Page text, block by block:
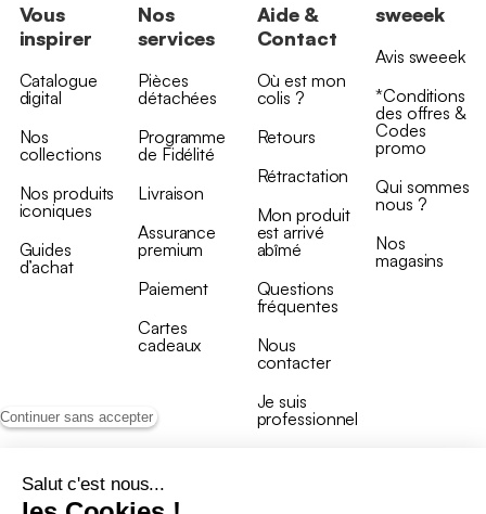
Continuer sans accepter
Salut c'est nous...
Vous
inspirer
Catalogue
digital
Nos
collections
Nos produits
iconiques
Guides
d’achat
Nos
services
Pièces
détachées
Programme
de Fidélité
Livraison
Assurance
premium
Paiement
Cartes
cadeaux
Aide &
Contact
Où est mon
colis ?
Retours
Rétractation
Mon produit
est arrivé
abîmé
Questions
fréquentes
Nous
contacter
Je suis
professionnel
sweeek
Avis sweeek
*Conditions
des offres &
Codes
promo
Qui sommes
nous ?
Nos
magasins